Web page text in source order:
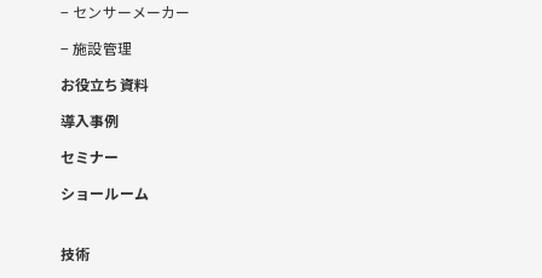
センサーメーカー
施設管理
お役立ち資料
導入事例
セミナー
ショールーム
技術